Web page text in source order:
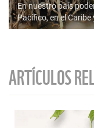
En nuestro país
Pacífico, en el
ARTÍCULOS